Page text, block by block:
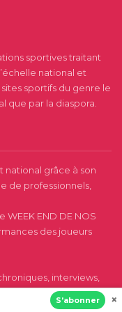
sportives traitant
national et
sportifs du genre le
que par la diaspora.
national grâce à son
de professionnels,
WEEK END DE NOS
des joueurs
interviews,
foot Africain.
S’abonner ×